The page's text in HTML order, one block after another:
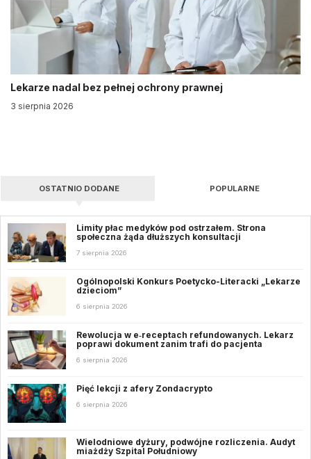
Lekarze nadal bez pełnej ochrony prawnej
3 sierpnia 2026
OSTATNIO DODANE POPULARNE
Limity płac medyków pod ostrzałem. Strona
społeczna żąda dłuższych konsultacji
7 sierpnia 2026
Ogólnopolski Konkurs Poetycko-Literacki „Lekarze
dzieciom”
6 sierpnia 2026
Rewolucja w e‑receptach refundowanych. Lekarz
poprawi dokument zanim trafi do pacjenta
6 sierpnia 2026
Pięć lekcji z afery Zondacrypto
6 sierpnia 2026
Wielodniowe dyżury, podwójne rozliczenia. Audyt
miażdży Szpital Południowy